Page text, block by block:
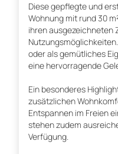
Diese gepflegte und
Wohnung mit rund 30
ihren ausgezeichneten
oder als gemütliches
eine hervorragende
Ein besonderes
zusätzlichen
Entspannen im Freien
stehen zudem
Verfügung.